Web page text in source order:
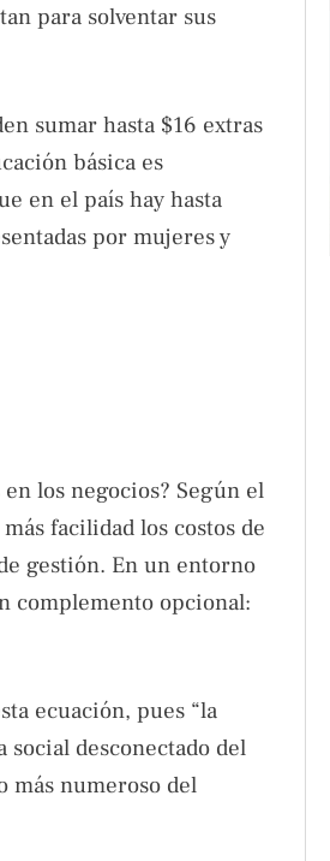
para solventar sus
sumar hasta $16 extras
básica es
en el país hay hasta
por mujeres y
los negocios? Según el
facilidad los costos de
gestión. En un entorno
complemento opcional:
ecuación, pues “la
desconectado del
más numeroso del